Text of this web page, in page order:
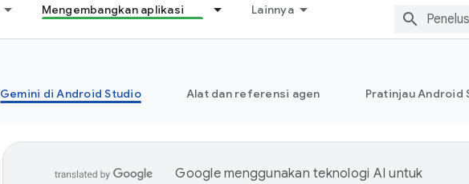
Mengembangkan aplikasi Lainnya
Gemini di Android Studio Alat dan referensi agen Pratinjau Android
Google menggunakan teknologi AI untuk